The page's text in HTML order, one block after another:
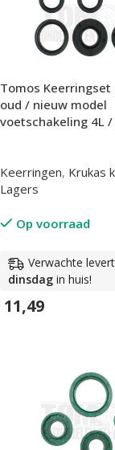
Tomos Keerringset
oud / nieuw model
voetschakeling 4L /
Keerringen, Krukas
Lagers
Op voorraad
Verwachte
dinsdag in huis!
11,49